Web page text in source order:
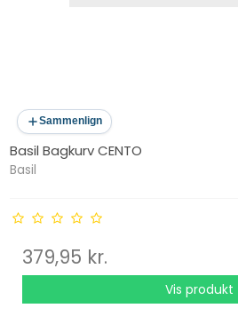
Sammenlign
Basil Bagkurv CENTO
Basil
379,95 kr.
Vis produkt